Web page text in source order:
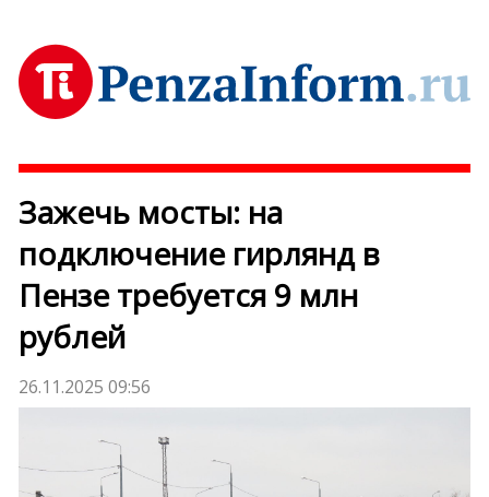
Зажечь мосты: на
подключение гирлянд в
Пензе требуется 9 млн
рублей
26.11.2025 09:56